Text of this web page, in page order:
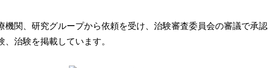
機関、研究グループから依頼を受け、治験審査委員会の審議で承認
、治験を掲載しています。